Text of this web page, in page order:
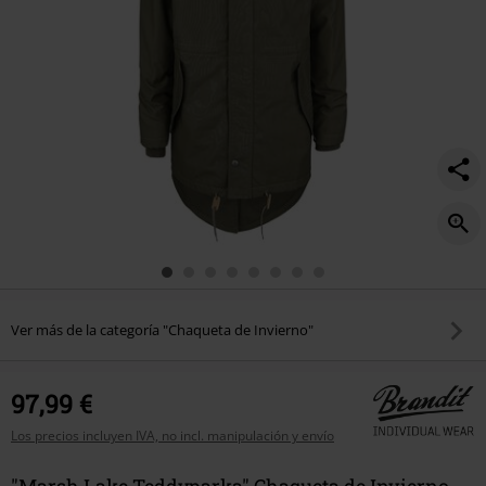
Ver más de la categoría "Chaqueta de Invierno"
97,99 €
Los precios incluyen IVA, no incl. manipulación y envío